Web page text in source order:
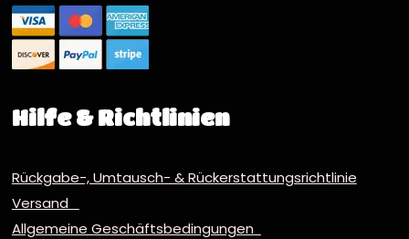
Hilfe & Richtlinien
Rückgabe-, Umtausch- & Rückerstattungsrichtlinie
Versand
Allgemeine Geschäftsbedingungen